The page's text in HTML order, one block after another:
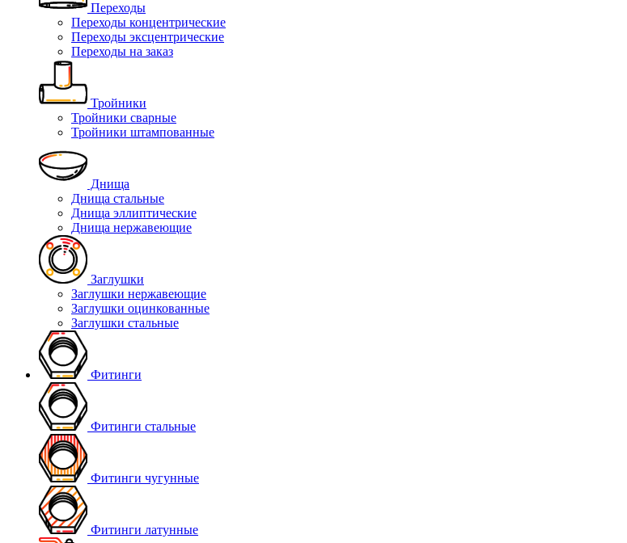
Переходы
Переходы концентрические
Переходы эксцентрические
Переходы на заказ
Тройники
Тройники сварные
Тройники штампованные
Днища
Днища стальные
Днища эллиптические
Днища нержавеющие
Заглушки
Заглушки нержавеющие
Заглушки оцинкованные
Заглушки стальные
Фитинги
Фитинги стальные
Фитинги чугунные
Фитинги латунные